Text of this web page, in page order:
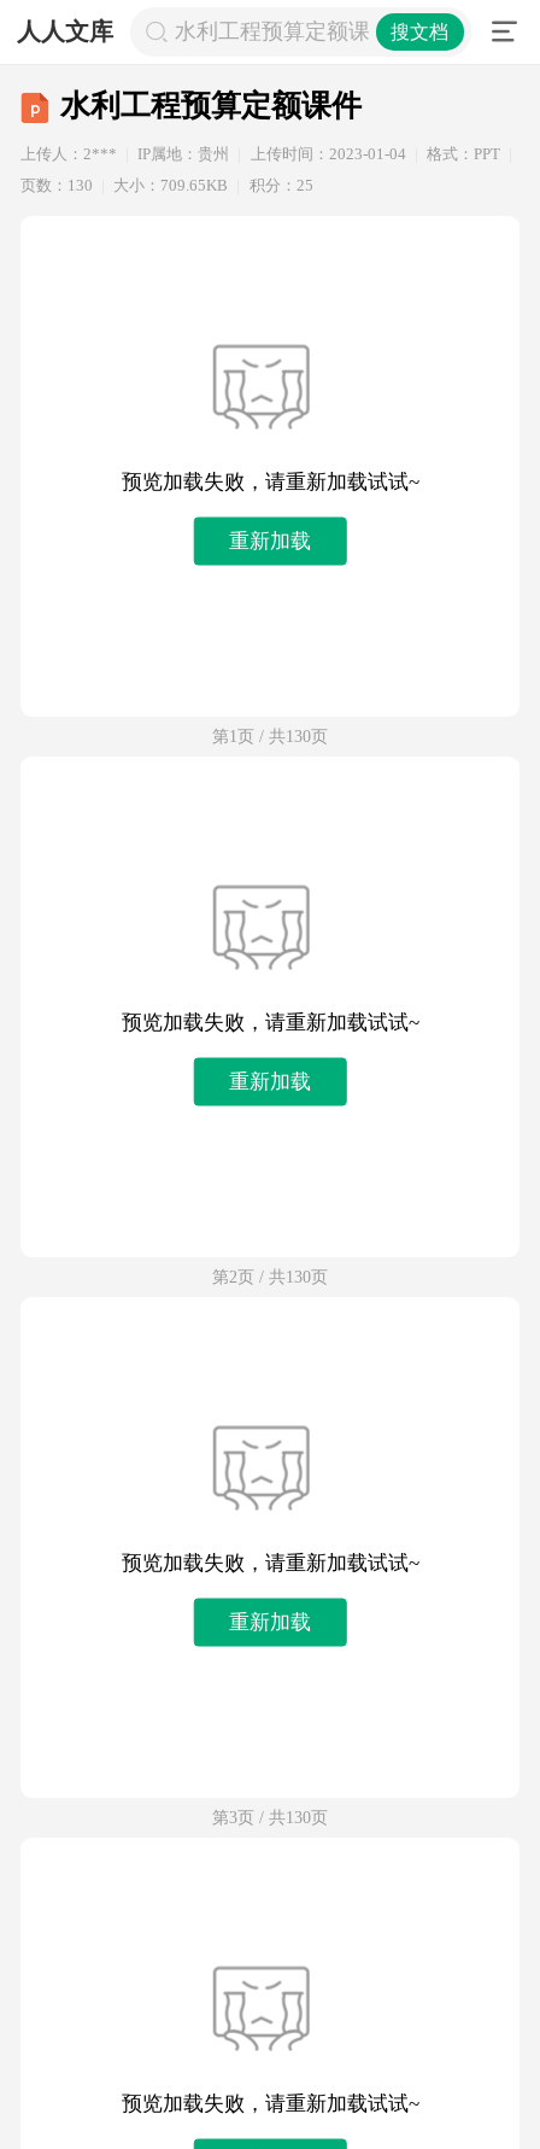
人人文库 水利工程预算定额课件搜文档
水利工程预算定额课件
上传人：2*** IP属地：贵州 上传时间：2023-01-04
格式：PPT
页数：130
大小：709.65KB 积分：25
预览加载失败，请重新加载试试~
重新加载
第1页 / 共130页
预览加载失败，请重新加载试试~
重新加载
第2页 / 共130页
预览加载失败，请重新加载试试~
重新加载
第3页 / 共130页
预览加载失败，请重新加载试试~